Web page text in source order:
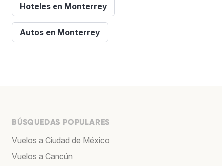
Hoteles en Monterrey
Autos en Monterrey
BÚSQUEDAS POPULARES
Vuelos a Ciudad de México
Vuelos a Cancún